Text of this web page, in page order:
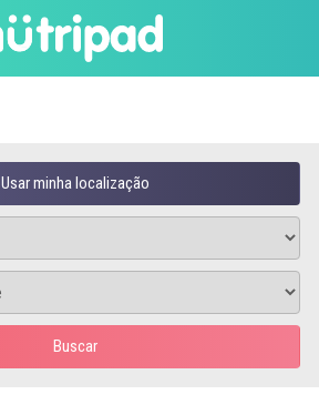
Usar minha localização
Buscar